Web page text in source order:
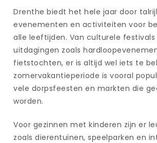
Drenthe biedt het hele jaar door
evenementen en activiteiten voor
alle leeftijden. Van culturele
uitdagingen zoals
fietstochten, er is altijd wel iets te
zomervakantieperiode is vooral
vele dorpsfeesten en markten die
worden.
Voor gezinnen met kinderen zijn er
zoals dierentuinen, speelparken en